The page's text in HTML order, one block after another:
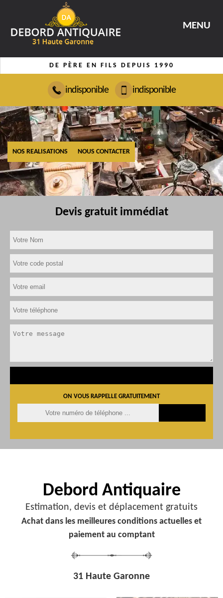
MENU
DE PÈRE EN FILS DEPUIS 1990
indisponible indisponible
NOS REALISATIONS NOUS CONTACTER
Devis gratuit immédiat
ON VOUS RAPPELLE GRATUITEMENT
Debord Antiquaire
Estimation, devis et déplacement gratuits
Achat dans les meilleures conditions actuelles et
paiement au comptant
31 Haute Garonne